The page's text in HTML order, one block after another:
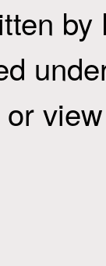
by